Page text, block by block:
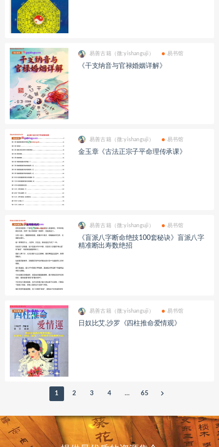
易善古籍（微:yishanguji） 易书馆
《干支纳音与官禄婚姻详解》
易善古籍（微:yishanguji） 易书馆
金玉章《古法正宗子平命理传承课》
易善古籍（微:yishanguji） 易书馆
《​盲派八字断命绝技100套秘诀》盲派八字
精准断出寿数绝招
易善古籍（微:yishanguji） 易书馆
日奴比艾.沙罗《四柱推命爱情观》
1 2 3 4 … 65